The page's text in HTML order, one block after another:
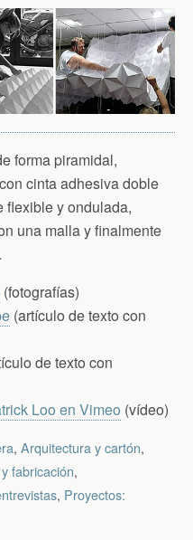
forma piramidal,
cinta adhesiva doble
flexible y ondulada,
una malla y finalmente
(fotografías)
(artículo de texto con
de texto con
Loo en Vimeo (vídeo)
, Arquitectura y cartón,
fabricación,
, Proyectos: